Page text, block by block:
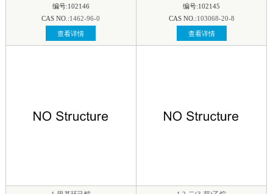
编号:102146
CAS NO.:1462-96-0
查看详情
编号:102145
CAS NO.:103068-20-8
查看详情